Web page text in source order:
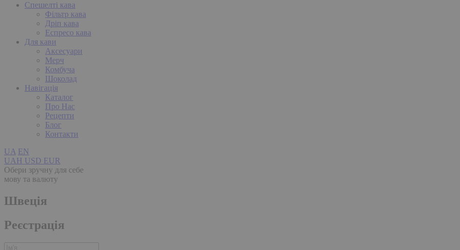
Спешелті кава
Фільтр кава
Дріп кава
Еспресо кава
Для кави
Аксесуари
Мерч
Комбуча
Шоколад
Навігація
Каталог
Про Нас
Рецепти
Блог
Контакти
UA EN
UAH USD EUR
Обери зручну для себе
мову та валюту
Швеція
Реєстрація